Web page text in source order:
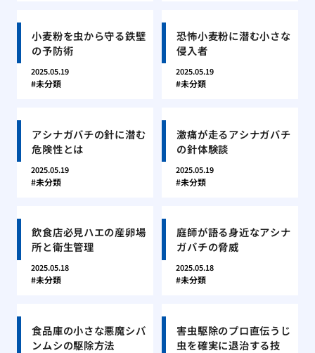
小麦粉を虫から守る鉄壁
の予防術
2025.05.19
未分類
恐怖小麦粉に潜む小さな
侵入者
2025.05.19
未分類
アシナガバチの針に潜む
危険性とは
2025.05.19
未分類
激痛が走るアシナガバチ
の針体験談
2025.05.19
未分類
飲食店必見ハエの産卵場
所と衛生管理
2025.05.18
未分類
庭師が語る身近なアシナ
ガバチの脅威
2025.05.18
未分類
食品庫の小さな悪魔シバ
ンムシの駆除方法
害虫駆除のプロ直伝うじ
虫を確実に退治する技